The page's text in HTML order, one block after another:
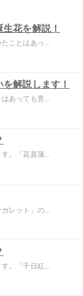
花を解説！
ことはあっ...
解説します！
あっても意...
。「花菖蒲...
レット」の...
。「千日紅...